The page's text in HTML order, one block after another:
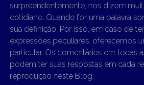
surpreendentemente, nos dizem
cotidiano. Quando for uma palavra
sua definição. Por isso, em caso de
expressões peculiares, oferecemos
particular. Os comentários em todas
podem ter suas respostas em cada
reprodução neste Blog.